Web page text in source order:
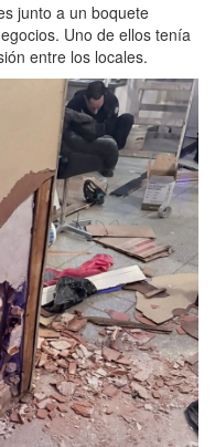
junto a un boquete
Uno de ellos tenía
entre los locales.